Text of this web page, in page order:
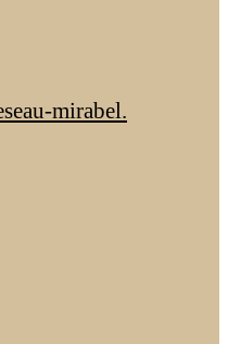
mirabel.